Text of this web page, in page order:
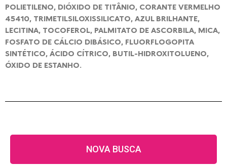
POLIETILENO, DIÓXIDO DE TITÂNIO, CORANTE VERMELHO
45410, TRIMETILSILOXISSILICATO, AZUL BRILHANTE,
LECITINA, TOCOFEROL, PALMITATO DE ASCORBILA, MICA,
FOSFATO DE CÁLCIO DIBÁSICO, FLUORFLOGOPITA
SINTÉTICO, ÁCIDO CÍTRICO, BUTIL-HIDROXITOLUENO,
ÓXIDO DE ESTANHO.
NOVA BUSCA